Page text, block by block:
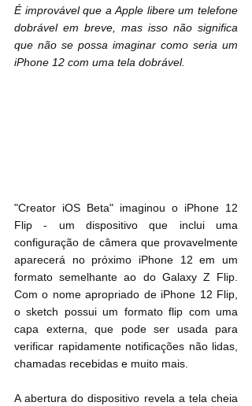
É improvável que a Apple libere um telefone
dobrável em breve, mas isso não significa
que não se possa imaginar como seria um
iPhone 12 com uma tela dobrável.
"Creator iOS Beta" imaginou o iPhone 12
Flip - um dispositivo que inclui uma
configuração de câmera que provavelmente
aparecerá no próximo iPhone 12 em um
formato semelhante ao do Galaxy Z Flip.
Com o nome apropriado de iPhone 12 Flip,
o sketch possui um formato flip com uma
capa externa, que pode ser usada para
verificar rapidamente notificações não lidas,
chamadas recebidas e muito mais.
A abertura do dispositivo revela a tela cheia